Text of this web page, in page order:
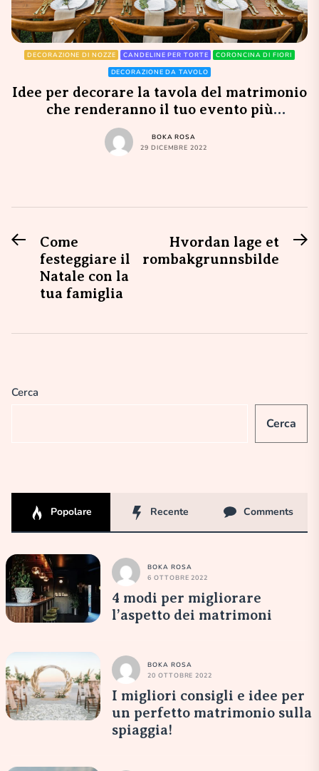
DECORAZIONE DI NOZZE CANDELINE PER TORTE
CORONCINA DI FIORI
DECORAZIONE DA TAVOLO
Idee per decorare la tavola del matrimonio
che renderanno il tuo evento più
divertente!
BOKA ROSA
29 DICEMBRE 2022
Navigazione
articoli
PreviousCome
festeggiare il
Natale con la
tua famiglia
Hvordan lage et
rombakgrunnsbilde
Cerca
Cerca
Popolare Recente Comments
BOKA ROSA
6 OTTOBRE 2022
4 modi per migliorare
l’aspetto dei matrimoni
BOKA ROSA
20 OTTOBRE 2022
I migliori consigli e idee per
un perfetto matrimonio sulla
spiaggia!